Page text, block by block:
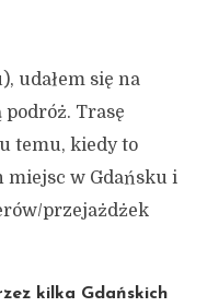
udałem się na
Trasę
temu, kiedy to
miejsc w Gdańsku i
przejażdżek
kilka Gdańskich